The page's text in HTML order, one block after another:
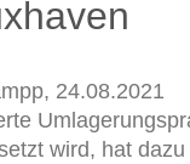
24.08.2021
wird, hat